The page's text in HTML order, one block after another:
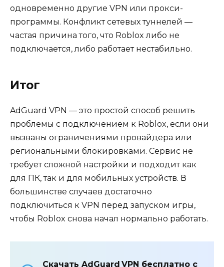
одновременно другие VPN или прокси-
программы. Конфликт сетевых туннелей —
частая причина того, что Roblox либо не
подключается, либо работает нестабильно.
Итог
AdGuard VPN — это простой способ решить
проблемы с подключением к Roblox, если они
вызваны ограничениями провайдера или
региональными блокировками. Сервис не
требует сложной настройки и подходит как
для ПК, так и для мобильных устройств. В
большинстве случаев достаточно
подключиться к VPN перед запуском игры,
чтобы Roblox снова начал нормально работать.
Скачать AdGuard VPN бесплатно с